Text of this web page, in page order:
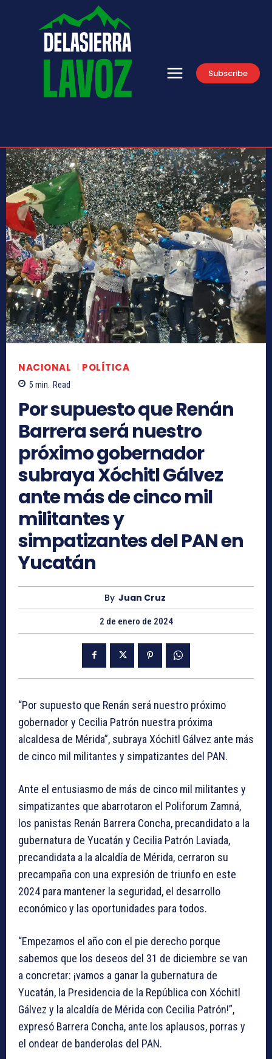
Subscribe
NACIONAL POLÍTICA
5 min. Read
Por supuesto que Renán
Barrera será nuestro
próximo gobernador
subraya Xóchitl Gálvez
ante más de cinco mil
militantes y
simpatizantes del PAN en
Yucatán
By Juan Cruz
2 de enero de 2024
“Por supuesto que Renán será nuestro próximo
gobernador y Cecilia Patrón nuestra próxima
alcaldesa de Mérida”, subraya Xóchitl Gálvez ante más
de cinco mil militantes y simpatizantes del PAN.
Ante el entusiasmo de más de cinco mil militantes y
simpatizantes que abarrotaron el Poliforum Zamná,
los panistas Renán Barrera Concha, precandidato a la
gubernatura de Yucatán y Cecilia Patrón Laviada,
precandidata a la alcaldía de Mérida, cerraron su
precampaña con una expresión de triunfo en este
2024 para mantener la seguridad, el desarrollo
económico y las oportunidades para todos.
“Empezamos el año con el pie derecho porque
sabemos que los deseos del 31 de diciembre se van
a concretar: ¡vamos a ganar la gubernatura de
Yucatán, la Presidencia de la República con Xóchitl
Gálvez y la alcaldía de Mérida con Cecilia Patrón!”,
expresó Barrera Concha, ante los aplausos, porras y
el ondear de banderolas del PAN.